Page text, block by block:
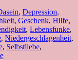
, Depression,
, Geschenk, Hilfe,
, Lebensfunke,
, Niedergeschlagenheit,
, Selbstliebe,